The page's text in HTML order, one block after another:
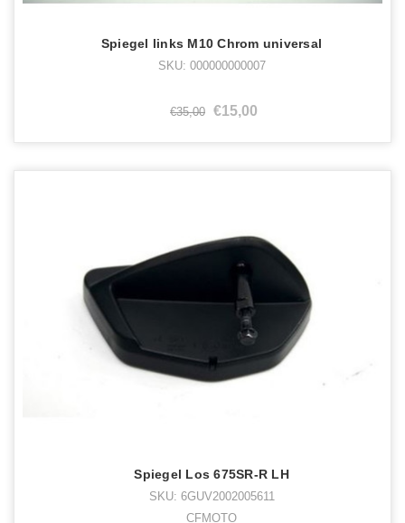
Spiegel links M10 Chrom universal
SKU: 000000000007
€35,00 €15,00
Spiegel Los 675SR-R LH
SKU: 6GUV2002005611
CFMOTO